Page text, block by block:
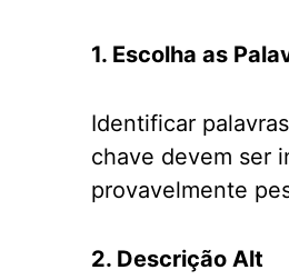
1. Escolha as
Identificar
chave devem ser
provavelmente
2. Descrição Alt